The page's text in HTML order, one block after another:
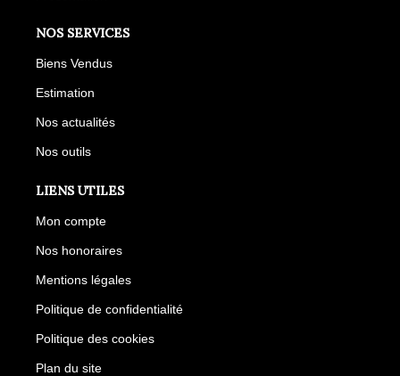
NOS SERVICES
Biens Vendus
Estimation
Nos actualités
Nos outils
LIENS UTILES
Mon compte
Nos honoraires
Mentions légales
Politique de confidentialité
Politique des cookies
Plan du site